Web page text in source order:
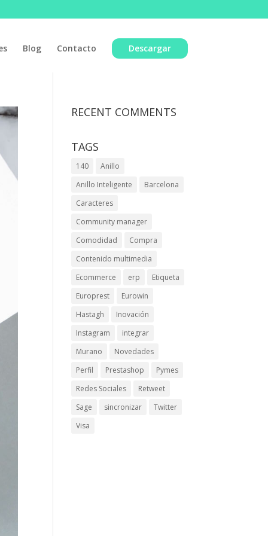
Blog Contacto Descargar
RECENT COMMENTS
TAGS
140
Anillo
Anillo Inteligente
Barcelona
Caracteres
Community manager
Comodidad
Compra
Contenido multimedia
Ecommerce
erp
Etiqueta
Europrest
Eurowin
Hastagh
Inovación
Instagram
integrar
Murano
Novedades
Perfil
Prestashop
Pymes
Redes Sociales
Retweet
Sage
sincronizar
Twitter
Visa